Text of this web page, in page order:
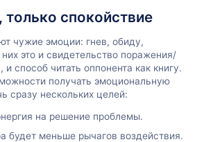
только спокойствие
чужие эмоции: гнев, обиду,
это и свидетельство поражения/
способ читать оппонента как книгу.
получать эмоциональную
сразу нескольких целей:
на решение проблемы.
будет меньше рычагов воздействия.